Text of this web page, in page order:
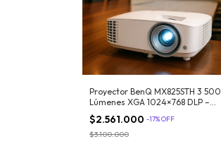
Proyector BenQ MX825STH 3 500
Lúmenes XGA 1024×768 DLP –
Instalación corta distancia / Sala
grande
$2.561.000 -17%OFF
$3.100.000